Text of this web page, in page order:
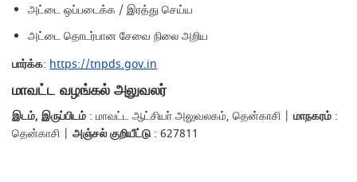
அட்டை ஒப்படைக்க / இரத்து செய்ய
அட்டை தொடர்பான சேவை நிலை அறிய
பார்க்க: https://tnpds.gov.in
மாவட்ட வழங்கல் அலுவலர்
இடம், இருப்பிடம் : மாவட்ட ஆட்சியா் அலுவலகம், தென்காசி |மாநகரம் :
தென்காசி |அஞ்சல் குறியீட்டு: 627811